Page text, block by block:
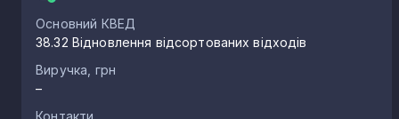
Основний КВЕД
38.32 Відновлення відсортованих відходів
Виручка, грн
–
Контакти